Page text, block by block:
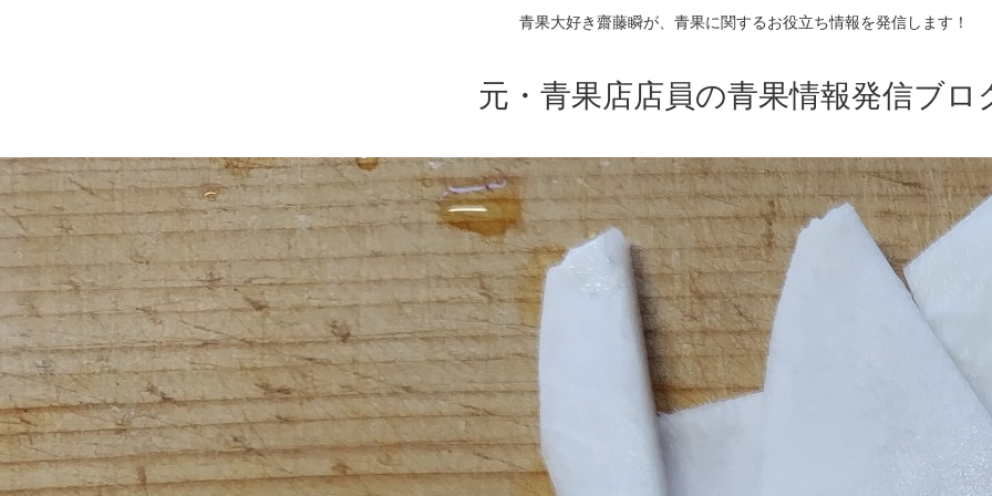
青果大好き齋藤瞬が、青果に関するお役立ち情報を発信します！
元・青果店店員の青果情報発信ブロ